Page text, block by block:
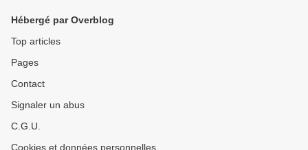
Hébergé par Overblog
Top articles
Pages
Contact
Signaler un abus
C.G.U.
Cookies et données personnelles